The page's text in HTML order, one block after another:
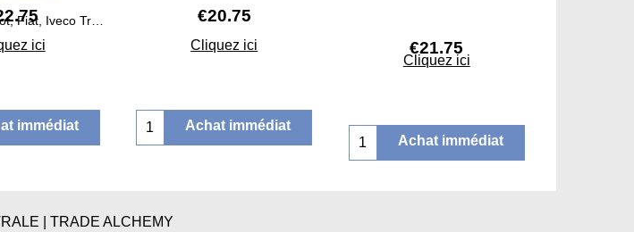
ici
immédiat
€20.75
Cliquez ici
Achat immédiat
€21.75
Cliquez ici
Achat immédiat
| TRADE ALCHEMY